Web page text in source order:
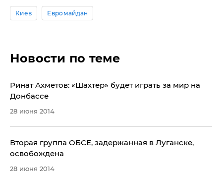
Киев Евромайдан
Новости по теме
Ринат Ахметов: «Шахтер» будет играть за мир на
Донбассе
28 июня 2014
Вторая группа ОБСЕ, задержанная в Луганске,
освобождена
28 июня 2014